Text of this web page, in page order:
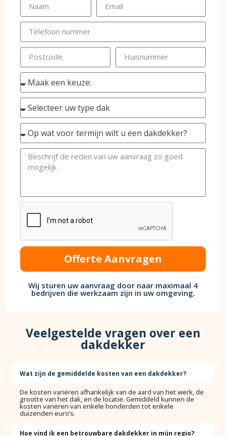
Offerte Aanvragen
Wij sturen uw aanvraag door naar maximaal 4
bedrijven die werkzaam zijn in uw omgeving.
Veelgestelde vragen over een
dakdekker
Wat zijn de gemiddelde kosten van een dakdekker?
De kosten variëren afhankelijk van de aard van het werk, de
grootte van het dak, en de locatie. Gemiddeld kunnen de
kosten variëren van enkele honderden tot enkele
duizenden euro’s.
Hoe vind ik een betrouwbare dakdekker in mijn regio?